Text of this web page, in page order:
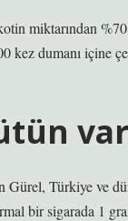
miktarından
kez dumanı içine
Türkiye ve
bir sigarada 1